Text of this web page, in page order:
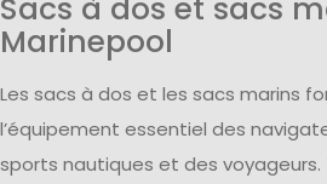
Sacs à dos et sacs
Marinepool
Les sacs à dos et les sacs marins
l’équipement essentiel des
sports nautiques et des voyageurs.